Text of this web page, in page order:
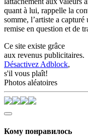
quant à lui, rappelle la
somme, l’artiste a
remise en question et de
Ce site existe grâce
aux revenus publicitaires.
Désactivez Adblock,
s'il vous plaît!
Photos aléatoires
Кому понравилось